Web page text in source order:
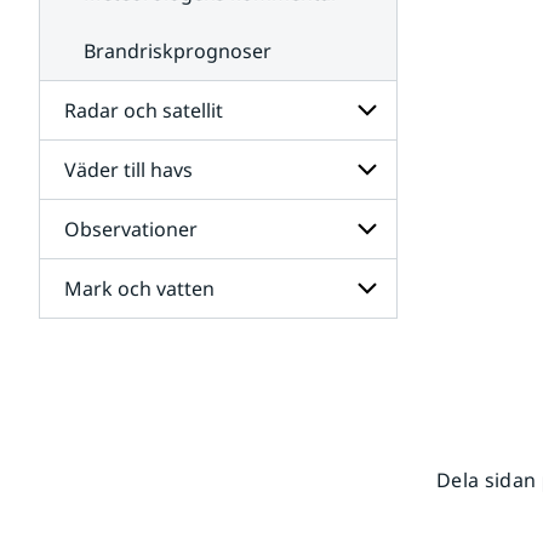
Brandriskprognoser
Radar och satellit
Undersidor
för
Radar
och
satellit
Väder till havs
Undersidor
för
Väder
till
havs
Observationer
Undersidor
för
Mark och vatten
Dela sidan